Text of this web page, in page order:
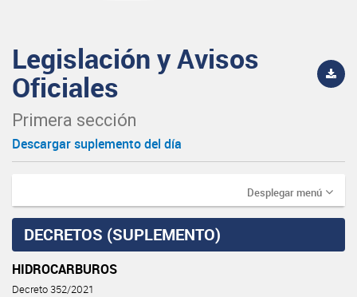
Legislación y Avisos
Oficiales
Primera sección
Descargar suplemento del día
Desplegar menú
DECRETOS (SUPLEMENTO)
HIDROCARBUROS
Decreto 352/2021